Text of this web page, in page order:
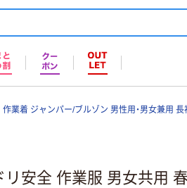
作業着 ジャンパー/ブルゾン 男性用・男女兼用 長
リ安全 作業服 男女共用